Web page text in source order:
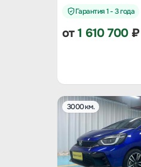
Гарантия 1 - 3 года
от1 610 700₽
3000 км.